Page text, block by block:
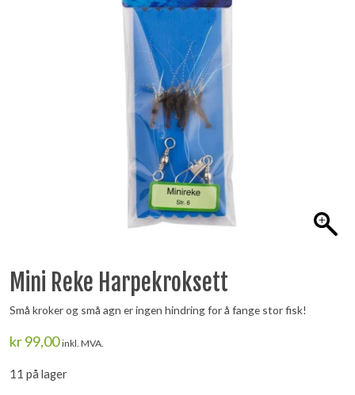
Mini Reke Harpekroksett
Små kroker og små agn er ingen hindring for å fange stor fisk!
kr99,00 inkl. MVA.
11 på lager